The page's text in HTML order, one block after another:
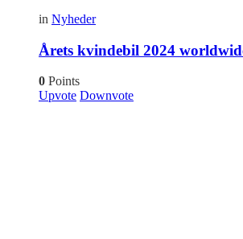
in Nyheder
Årets kvindebil 2024
0 Points
Upvote Downvote